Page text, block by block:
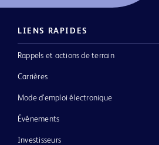
LIENS RAPIDES
Rappels et actions de terrain
Carrières
Mode d’emploi électronique
Événements
Investisseurs